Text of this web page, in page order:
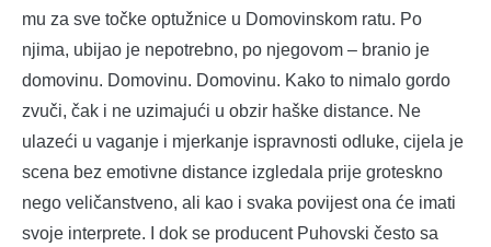
mu za sve točke optužnice u Domovinskom ratu. Po
njima, ubijao je nepotrebno, po njegovom – branio je
domovinu. Domovinu. Domovinu. Kako to nimalo gordo
zvuči, čak i ne uzimajući u obzir haške distance. Ne
ulazeći u vaganje i mjerkanje ispravnosti odluke, cijela je
scena bez emotivne distance izgledala prije groteskno
nego veličanstveno, ali kao i svaka povijest ona će imati
svoje interprete. I dok se producent Puhovski često sa